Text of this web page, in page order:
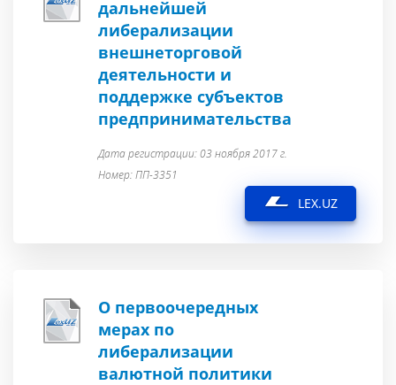
дальнейшей
либерализации
внешнеторговой
деятельности и
поддержке субъектов
предпринимательства
Дата регистрации: 03 ноября 2017 г.
Номер: ПП-3351
LEX.UZ
О первоочередных
мерах по
либерализации
валютной политики